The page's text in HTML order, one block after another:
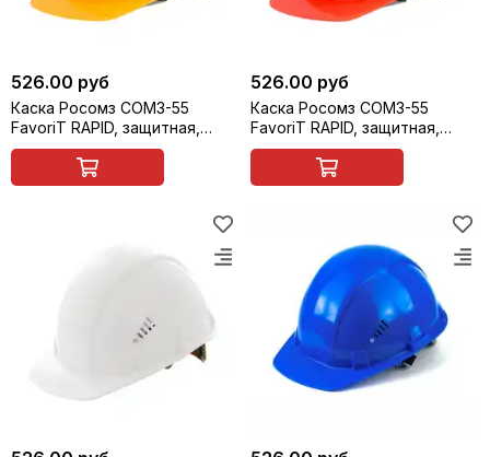
526.00 руб
Каска Росомз СОМЗ-55
FavoriT RAPID, защитная,
жёлтая, арт. 75715
526.00 руб
Каска Росомз СОМЗ-55
FavoriT RAPID, защитная,
красная, арт. 75716